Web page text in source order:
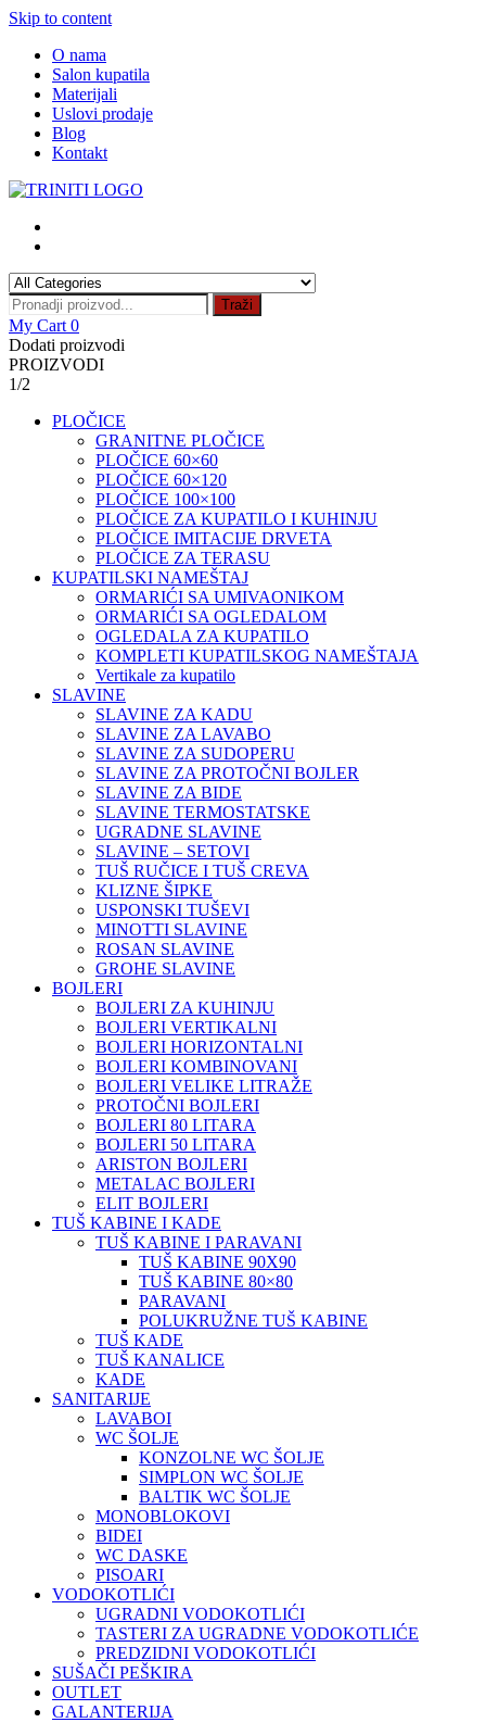
Skip to content
O nama
Salon kupatila
Materijali
Uslovi prodaje
Blog
Kontakt
Traži
My Cart 0
Dodati proizvodi
PROIZVODI
1/2
PLOČICE
GRANITNE PLOČICE
PLOČICE 60×60
PLOČICE 60×120
PLOČICE 100×100
PLOČICE ZA KUPATILO I KUHINJU
PLOČICE IMITACIJE DRVETA
PLOČICE ZA TERASU
KUPATILSKI NAMEŠTAJ
ORMARIĆI SA UMIVAONIKOM
ORMARIĆI SA OGLEDALOM
OGLEDALA ZA KUPATILO
KOMPLETI KUPATILSKOG NAMEŠTAJA
Vertikale za kupatilo
SLAVINE
SLAVINE ZA KADU
SLAVINE ZA LAVABO
SLAVINE ZA SUDOPERU
SLAVINE ZA PROTOČNI BOJLER
SLAVINE ZA BIDE
SLAVINE TERMOSTATSKE
UGRADNE SLAVINE
SLAVINE – SETOVI
TUŠ RUČICE I TUŠ CREVA
KLIZNE ŠIPKE
USPONSKI TUŠEVI
MINOTTI SLAVINE
ROSAN SLAVINE
GROHE SLAVINE
BOJLERI
BOJLERI ZA KUHINJU
BOJLERI VERTIKALNI
BOJLERI HORIZONTALNI
BOJLERI KOMBINOVANI
BOJLERI VELIKE LITRAŽE
PROTOČNI BOJLERI
BOJLERI 80 LITARA
BOJLERI 50 LITARA
ARISTON BOJLERI
METALAC BOJLERI
ELIT BOJLERI
TUŠ KABINE I KADE
TUŠ KABINE I PARAVANI
TUŠ KABINE 90X90
TUŠ KABINE 80×80
PARAVANI
POLUKRUŽNE TUŠ KABINE
TUŠ KADE
TUŠ KANALICE
KADE
SANITARIJE
LAVABOI
WC ŠOLJE
KONZOLNE WC ŠOLJE
SIMPLON WC ŠOLJE
BALTIK WC ŠOLJE
MONOBLOKOVI
BIDEI
WC DASKE
PISOARI
VODOKOTLIĆI
UGRADNI VODOKOTLIĆI
TASTERI ZA UGRADNE VODOKOTLIĆE
PREDZIDNI VODOKOTLIĆI
SUŠAČI PEŠKIRA
OUTLET
GALANTERIJA